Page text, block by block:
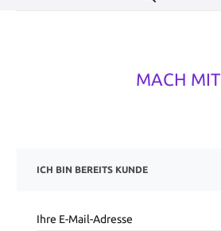
MACH MIT
ICH BIN BEREITS KUNDE
Ihre E-Mail-Adresse